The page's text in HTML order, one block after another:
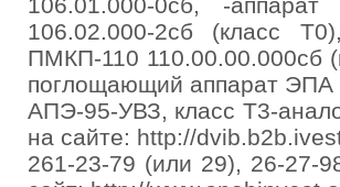
106.02.000-2сб (класс
ПМКП-110 110.00.00.000сб
поглощающий аппарат ЭПА
АПЭ-95-УВЗ, класс T3-
на сайте: http://
261-23-79 (или 29), 26-27-